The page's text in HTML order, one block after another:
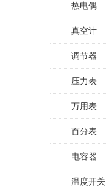
热电偶
真空计
调节器
压力表
万用表
百分表
电容器
温度开关